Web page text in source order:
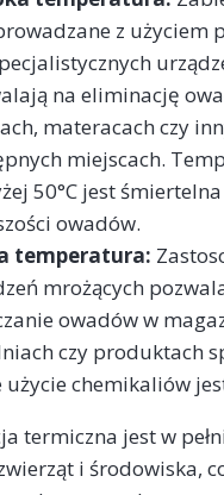
z użyciem
na eliminację
materacach czy
miejscach.
50°C jest
owadów.
temperatura:
mrożących
owadów w
czy produktach
użycie chemikaliów
termiczna jest w
i środowiska,